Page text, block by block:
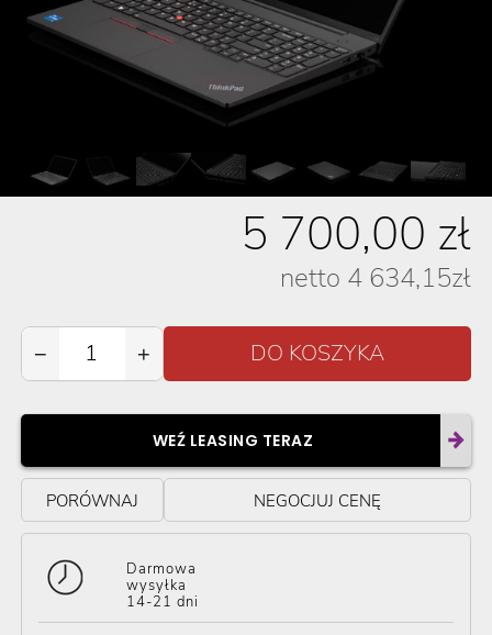
5 700,00 zł
netto 4 634,15zł
− +
WEŹ LEASING TERAZ
PORÓWNAJ NEGOCJUJ CENĘ
Darmowa
wysyłka
14-21 dni